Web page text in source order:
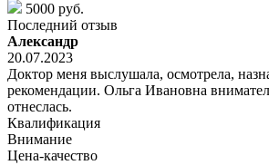
5000 руб.
Последний отзыв
Александр
20.07.2023
Доктор меня выслушала, осмотрела,
рекомендации. Ольга Ивановна
отнеслась.
Квалификация
Внимание
Цена-качество